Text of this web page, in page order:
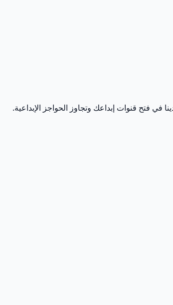
في فتح قنوات إبداعك وتجاوز الحواجز الإبداعية.